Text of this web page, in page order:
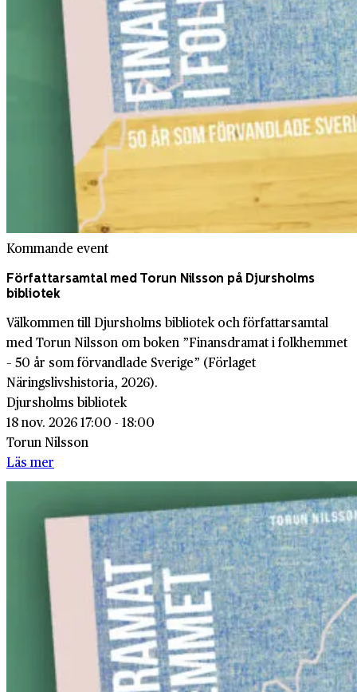
Kommande event
Författarsamtal med Torun Nilsson på Djursholms
bibliotek
Välkommen till Djursholms bibliotek och författarsamtal
med Torun Nilsson om boken ”Finansdramat i folkhemmet
– 50 år som förvandlade Sverige” (Förlaget
Näringslivshistoria, 2026).
Djursholms bibliotek
18 nov. 2026 17:00 - 18:00
Torun Nilsson
Läs mer